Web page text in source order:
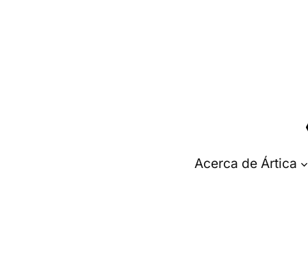
Acerca de Ártica